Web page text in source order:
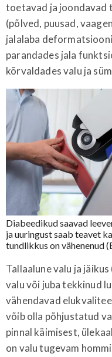
toetavad ja joondavad
(põlved, puusad,
jalalaba
parandades jala
kõrvaldades valu ja
Diabeedikud saavad
ja uuringust saab teavet
tundlikkus on vähenenud
Tallaalune valu ja
valu või juba tekkinud
vähendavad
võib olla põhjustatud
pinnal käimisest,
on valu tugevam